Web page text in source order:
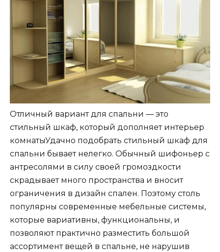
Отличный вариант для спальни — это
стильный шкаф, который дополняет интерьер
комнатыУдачно подобрать стильный шкаф для
спальни бывает нелегко. Обычный шифоньер с
антресолями в силу своей громоздкости
скрадывает много пространства и вносит
ограничения в дизайн спален. Поэтому столь
популярны современные мебельные системы,
которые вариативны, функциональны, и
позволяют практично разместить большой
ассортимент вещей в спальне, не нарушив